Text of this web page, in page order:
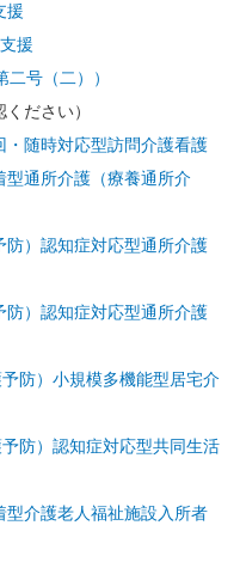
援
援
号（二））
ださい）
随時対応型訪問介護看護
通所介護（療養通所介
）認知症対応型通所介護
）認知症対応型通所介護
）小規模多機能型居宅介
）認知症対応型共同生活
介護老人福祉施設入所者